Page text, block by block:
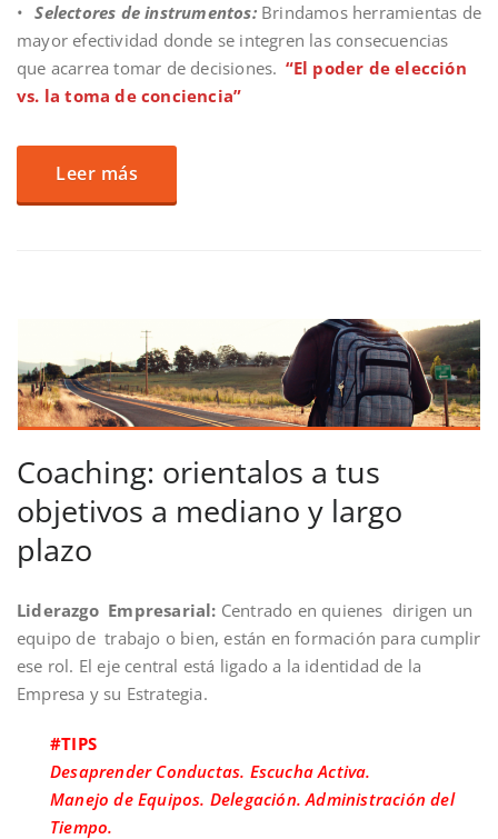
• Selectores de instrumentos:Brindamos herramientas de
mayor efectividad donde se integren las consecuencias
que acarrea tomar de decisiones. “El poder de elección
vs. la toma de conciencia”
Leer más
Coaching: orientalos a tus
objetivos a mediano y largo
plazo
Liderazgo Empresarial: Centrado en quienes dirigen un
equipo de trabajo o bien, están en formación para cumplir
ese rol. El eje central está ligado a la identidad de la
Empresa y su Estrategia.
#TIPS
Desaprender Conductas. Escucha Activa.
Manejo de Equipos. Delegación. Administración del
Tiempo.